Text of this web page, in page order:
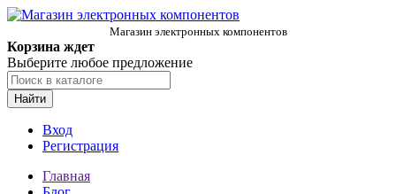
Магазин электронных компонентов
Корзина ждет
Выберите любое предложение
Найти
Вход
Регистрация
Главная